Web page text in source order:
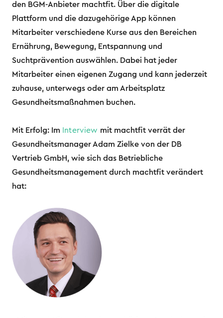
den BGM-Anbieter machtfit. Über die digitale
Plattform und die dazugehörige App können
Mitarbeiter verschiedene Kurse aus den Bereichen
Ernährung, Bewegung, Entspannung und
Suchtprävention auswählen. Dabei hat jeder
Mitarbeiter einen eigenen Zugang und kann jederzeit
zuhause, unterwegs oder am Arbeitsplatz
Gesundheitsmaßnahmen buchen.
Mit Erfolg: Im Interview mit machtfit verrät der
Gesundheitsmanager Adam Zielke von der DB
Vertrieb GmbH, wie sich das Betriebliche
Gesundheitsmanagement durch machtfit verändert
hat: